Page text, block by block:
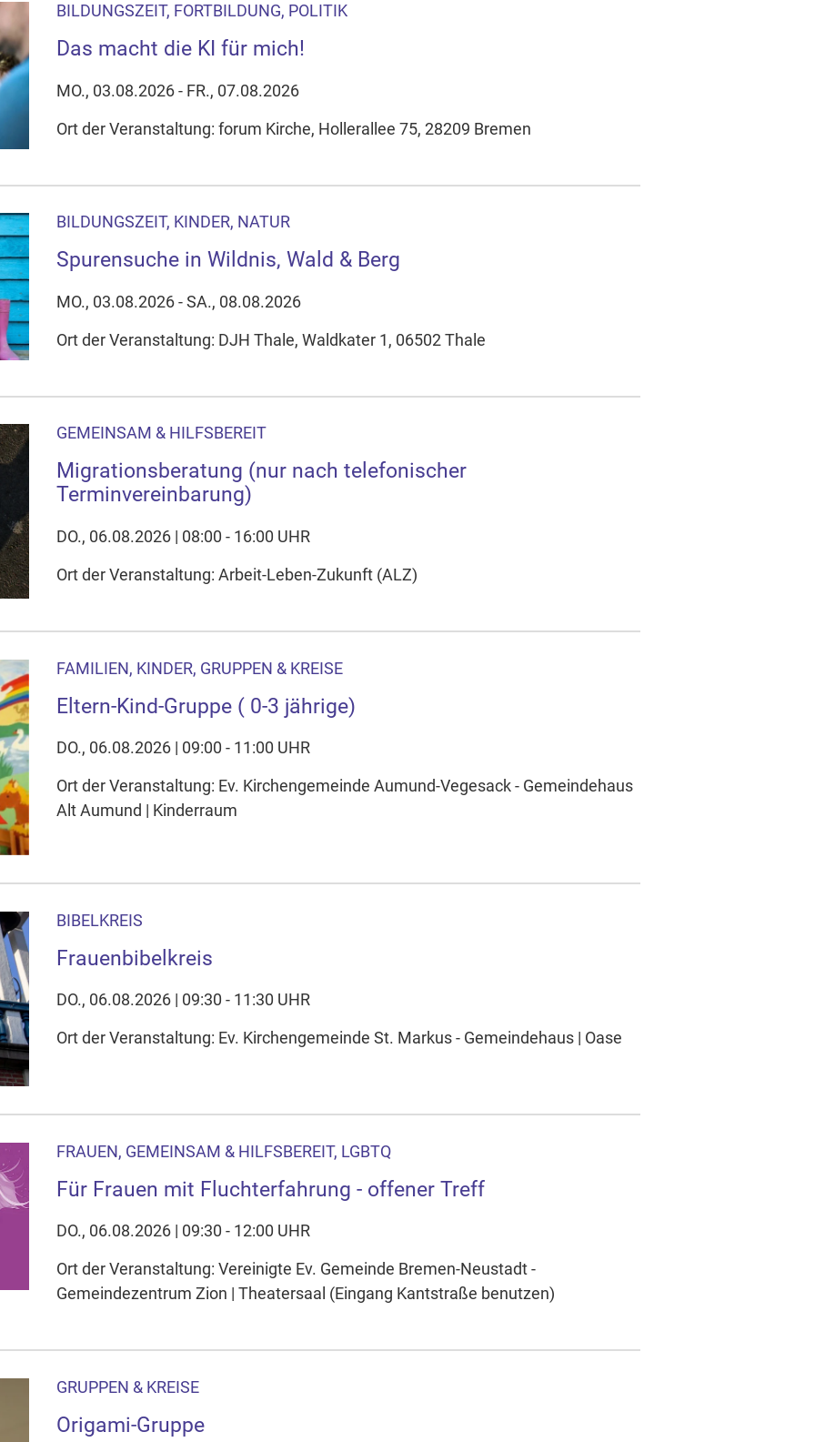
BILDUNGSZEIT, FORTBILDUNG, POLITIK
Das macht die KI für mich!
MO., 03.08.2026 - FR., 07.08.2026
Ort der Veranstaltung: forum Kirche, Hollerallee 75, 28209 Bremen
BILDUNGSZEIT, KINDER, NATUR
Spurensuche in Wildnis, Wald & Berg
MO., 03.08.2026 - SA., 08.08.2026
Ort der Veranstaltung: DJH Thale, Waldkater 1, 06502 Thale
GEMEINSAM & HILFSBEREIT
Migrationsberatung (nur nach telefonischer
Terminvereinbarung)
DO., 06.08.2026 | 08:00 - 16:00 UHR
Ort der Veranstaltung: Arbeit-Leben-Zukunft (ALZ)
FAMILIEN, KINDER, GRUPPEN & KREISE
Eltern-Kind-Gruppe ( 0-3 jährige)
DO., 06.08.2026 | 09:00 - 11:00 UHR
Ort der Veranstaltung: Ev. Kirchengemeinde Aumund-Vegesack - Gemeindehaus
Alt Aumund | Kinderraum
BIBELKREIS
Frauenbibelkreis
DO., 06.08.2026 | 09:30 - 11:30 UHR
Ort der Veranstaltung: Ev. Kirchengemeinde St. Markus - Gemeindehaus | Oase
FRAUEN, GEMEINSAM & HILFSBEREIT, LGBTQ
Für Frauen mit Fluchterfahrung - offener Treff
DO., 06.08.2026 | 09:30 - 12:00 UHR
Ort der Veranstaltung: Vereinigte Ev. Gemeinde Bremen-Neustadt -
Gemeindezentrum Zion | Theatersaal (Eingang Kantstraße benutzen)
GRUPPEN & KREISE
Origami-Gruppe